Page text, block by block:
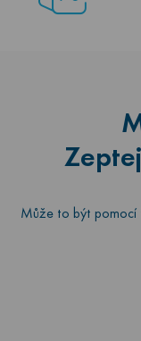
Může to být pomocí